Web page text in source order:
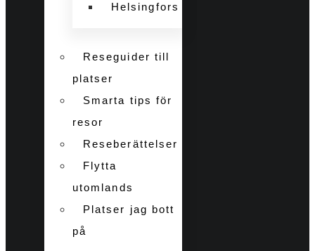
Helsingfors
Reseguider till
platser
Smarta tips för
resor
Reseberättelser
Flytta
utomlands
Platser jag bott
på